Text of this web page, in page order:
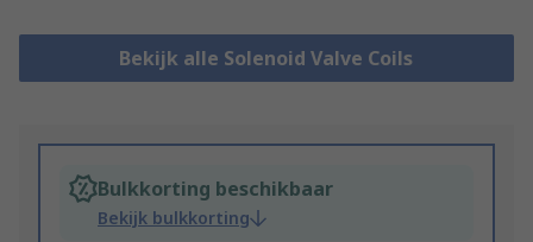
Bekijk alle Solenoid Valve Coils
Bulkkorting beschikbaar
Bekijk bulkkorting